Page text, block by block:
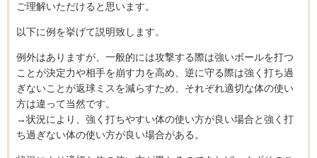
ご理解いただけると思います。
以下に例を挙げて説明致します。
例外はありますが、一般的には攻撃する際は強いボールを打つ
ことが決定力や相手を崩す力を高め、逆に守る際は強く打ち過
ぎないことが返球ミスを減らすため、それぞれ適切な体の使い
方は違って当然です。
→状況により、強く打ちやすい体の使い方が良い場合と強く打
ち過ぎない体の使い方が良い場合がある。